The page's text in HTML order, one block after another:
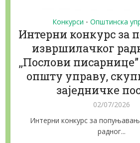
Конкурси • Општинска
Интерни конкурс за
извршилачког
,,Послови
општу управу,
заједничке
02/07/2026
Интерни конкурс за
радног...